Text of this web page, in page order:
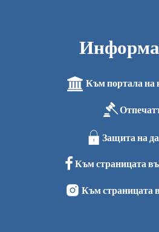
Към портала на
Защита на
Към страницата
Към страницата